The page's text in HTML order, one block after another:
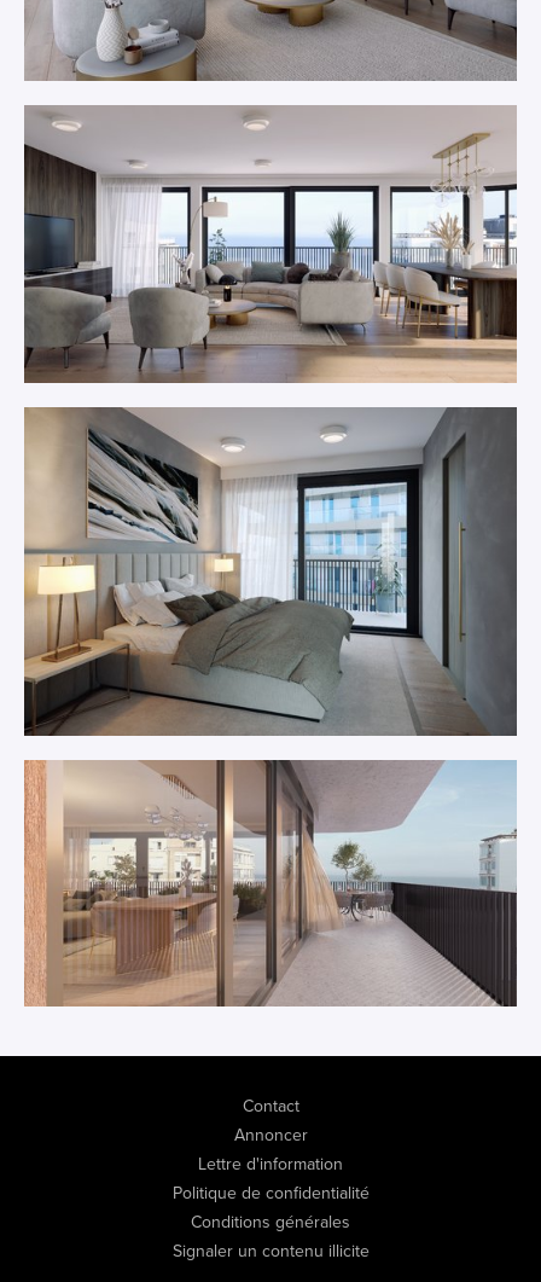
Contact
Annoncer
Lettre d'information
Politique de confidentialité
Conditions générales
Signaler un contenu illicite